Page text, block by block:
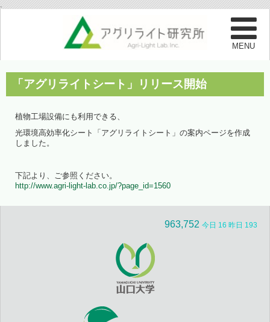
.
「アグリライトシート」リリース開始
植物工場設備にも利用できる、
光環境高効率化シート「アグリライトシート」の案内ページを作成
しました。
下記より、ご参照ください。
http://www.agri-light-lab.co.jp/?page_id=1560
963,752 今日 16 昨日 193